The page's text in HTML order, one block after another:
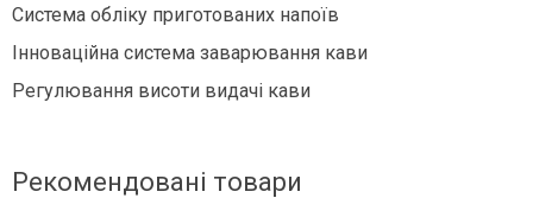
Система обліку приготованих напоїв
Інноваційна система заварювання кави
Регулювання висоти видачі кави
Рекомендовані товари